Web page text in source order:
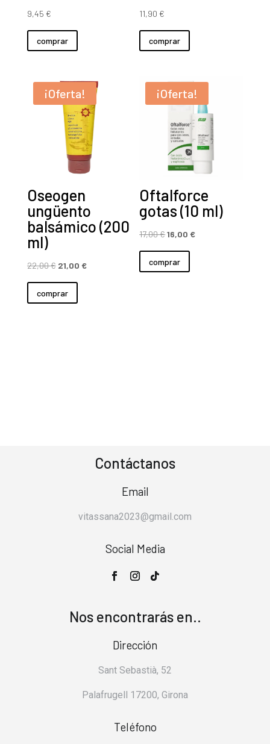
9,45 €
comprar
11,90 €
comprar
¡Oferta!
Oseogen
ungüento
balsámico (200
ml)
22,00€ El
precio
original
21,00 €El
comprar
¡Oferta!
Oftalforce
gotas (10 ml)
17,00€El
precio
original
16,00 €El
comprar
Contáctanos
Email
vitassana2023@gmail.com
Social Media
Nos encontrarás en..
Dirección
Sant Sebastià, 52
Palafrugell 17200, Girona
Teléfono